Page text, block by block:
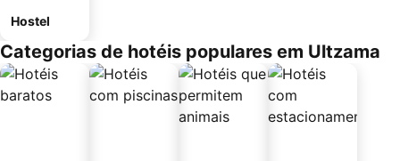
Hostel
Categorias de hotéis populares em Ultzama